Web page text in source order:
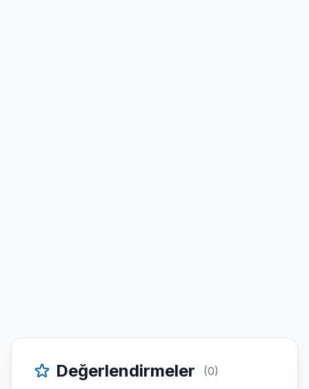
Değerlendirmeler (0)